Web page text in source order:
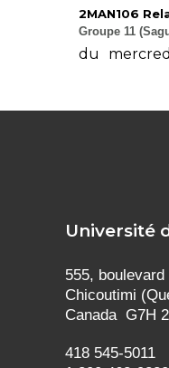
2MAN106
Groupe 11
du
Université
555,
Chicoutimi
Canada G7H
418 545-5011